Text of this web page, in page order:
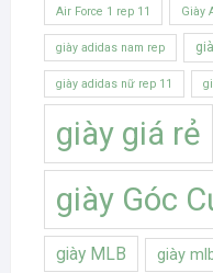
Air Force 1 rep 11 Giày
giày adidas nam rep
giày adidas nữ rep 11
giày giá rẻ
giày Góc
giày MLB giày